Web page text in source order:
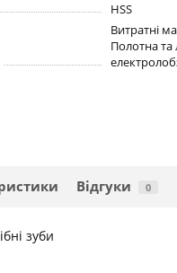
HSS
Витратні
Полотна та
Відгуки 0
зуби